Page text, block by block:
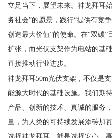
立足当下，展望未来。神龙拜耳
务社会”的愿景，践行“提供有竞
创造最大价值”的使命。在“双碳
扩张，而光伏支架作为电站的基
直接推动行业进步。
神龙拜耳50m光伏支架，不仅是
能源大时代的基础设施。我们期
产品、创新的技术、真诚的服务
量，为人类的可持续发展添砖加瓦
选择神龙拜耳，就是选择安心、